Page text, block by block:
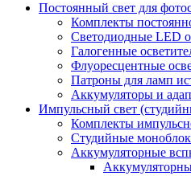
Постоянный свет для
Комплекты
Светодиодные LED
Галогенные
Флуоресцентные
Патроны для ламп
Аккумуляторы и
Импульсный свет
Комплекты
Студийные
Аккумуляторные